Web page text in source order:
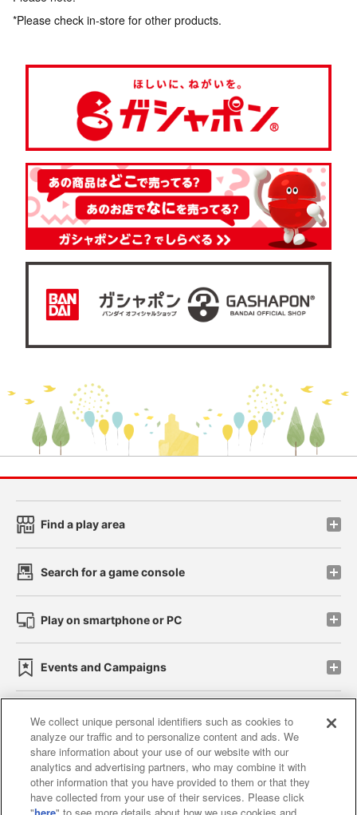
*Please check in-store for other products.
Find a play area
Search for a game console
Play on smartphone or PC
Events and Campaigns
Affiliate Sustainability site policy privacy policy
Web accessibility policy and verification results
Together with our business partners
We collect unique personal identifiers such as cookies to
analyze our traffic and to personalize content and ads. We
share information about your use of our website with our
analytics and advertising partners, who may combine it with
other information that you have provided to them or that they
have collected from your use of their services. Please click